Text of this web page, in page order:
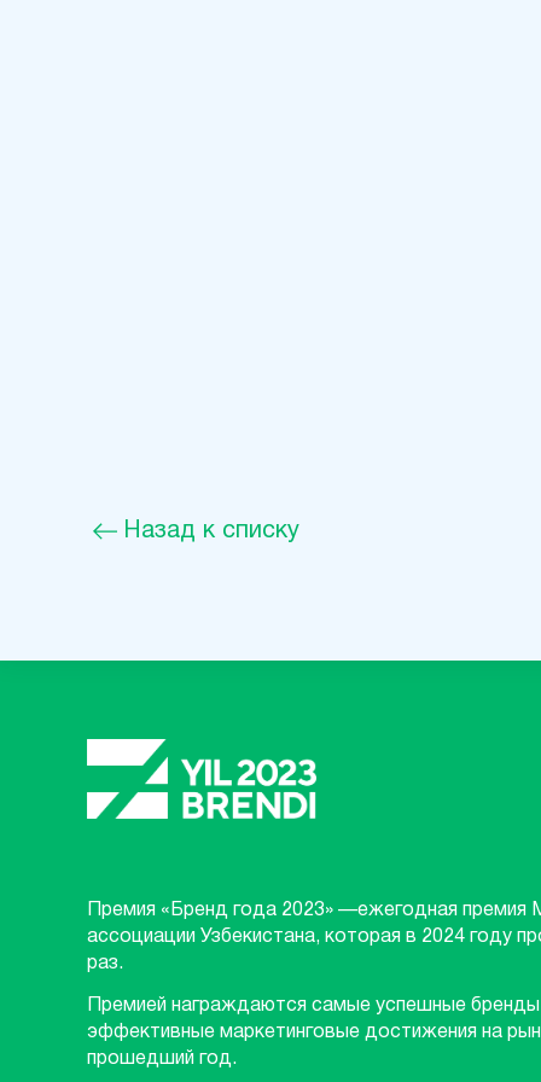
Назад к списку
Премия «Бренд года 2023» —ежегодная премия
ассоциации Узбекистана, которая в 2024 году
раз.
Премией награждаются самые успешные
эффективные маркетинговые достижения на
прошедший год.